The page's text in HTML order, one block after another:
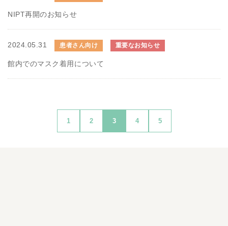
NIPT再開のお知らせ
2024.05.31 患者さん向け 重要なお知らせ
館内でのマスク着用について
1 2 3 4 5